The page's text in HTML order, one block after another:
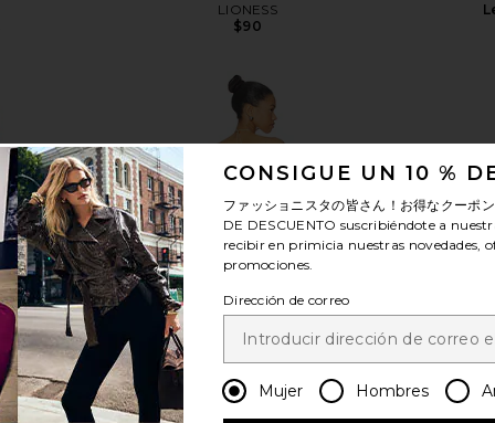
LIONESS
$90
ver más
CONSIGUE UN 10 %
ファッショニスタの皆さん！お得なクーポ
DE DESCUENTO suscribiéndote a
recibir en primicia nuestras novedades,
promociones.
Dirección de correo
Mujer Hombres